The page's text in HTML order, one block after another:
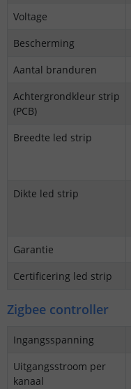
Voltage
Bescherming
Aantal branduren
Achtergrondkleur strip
(PCB)
Breedte led strip
Dikte led strip
Garantie
Certificering led strip
Zigbee controller
Ingangsspanning
Uitgangsstroom per
kanaal